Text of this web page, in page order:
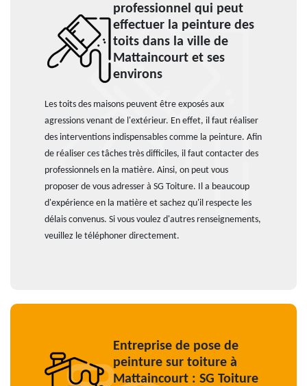
professionnel qui peut
effectuer la peinture des
toits dans la ville de
Mattaincourt et ses
environs
Les toits des maisons peuvent être exposés aux
agressions venant de l'extérieur. En effet, il faut réaliser
des interventions indispensables comme la peinture. Afin
de réaliser ces tâches très difficiles, il faut contacter des
professionnels en la matière. Ainsi, on peut vous
proposer de vous adresser à SG Toiture. Il a beaucoup
d'expérience en la matière et sachez qu'il respecte les
délais convenus. Si vous voulez d'autres renseignements,
veuillez le téléphoner directement.
Entreprise de pose de
peinture sur toiture à
Mattaincourt : SG Toiture